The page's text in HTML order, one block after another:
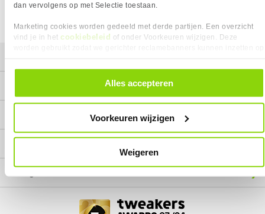
dan vervolgens op met Selectie toestaan.
Marketing cookies worden gedeeld met derde partijen. Een overzicht
vind je in het cookiebeleid of onder Voorkeuren wijzigen. Deze
alle cookies. Je kunt je gegeven toestemming altijd intrekken, dit doe je
door in de footer van onze website te klikken op ‘Cookievoorkeuren’
Alles accepteren
Voorkeuren wijzigen
Weigeren
We helpen je graag met een ander product uit de categorie